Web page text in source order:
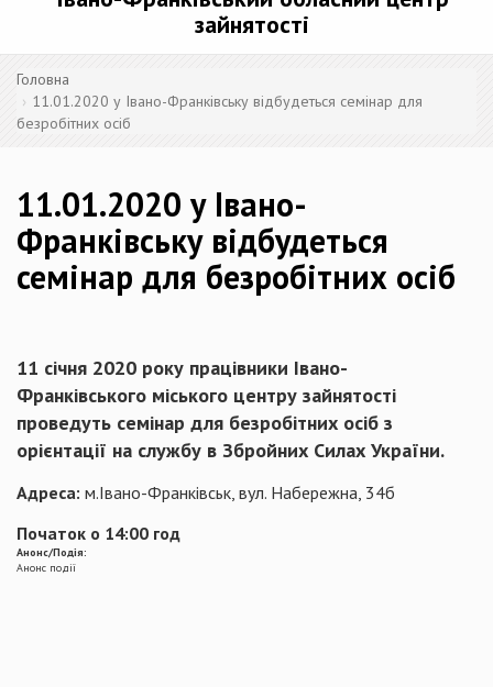
зайнятості
Головна
11.01.2020 у Івано-Франківську відбудеться семінар для
безробітних осіб
11.01.2020 у Івано-
Франківську відбудеться
семінар для безробітних осіб
11 січня 2020 року працівники Івано-
Франківського міського центру зайнятості
проведуть семінар для безробітних осіб з
орієнтації на службу в Збройних Силах України.
Адреса: м.Івано-Франківськ, вул. Набережна, 34б
Початок о 14:00 год
Анонс/Подія:
Анонс події